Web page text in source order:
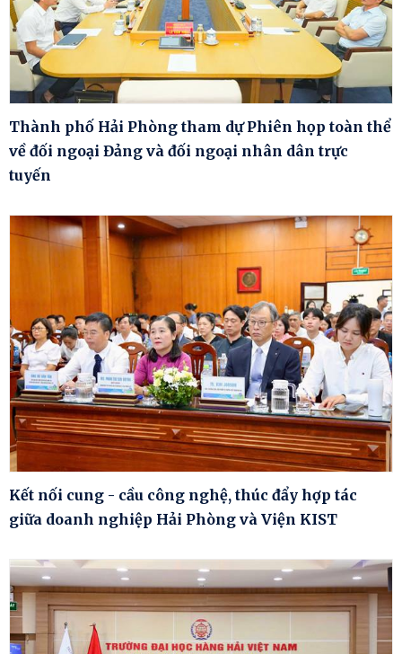
Thành phố Hải Phòng tham dự Phiên họp toàn thể
về đối ngoại Đảng và đối ngoại nhân dân trực
tuyến
Kết nối cung - cầu công nghệ, thúc đẩy hợp tác
giữa doanh nghiệp Hải Phòng và Viện KIST